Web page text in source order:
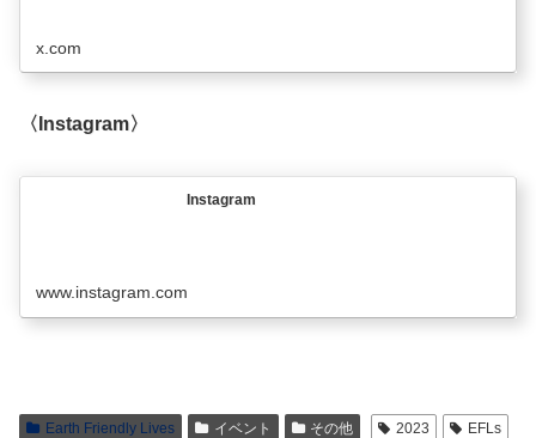
x.com
〈Instagram〉
Instagram
www.instagram.com
Earth Friendly Lives イベント その他 2023
EFLs